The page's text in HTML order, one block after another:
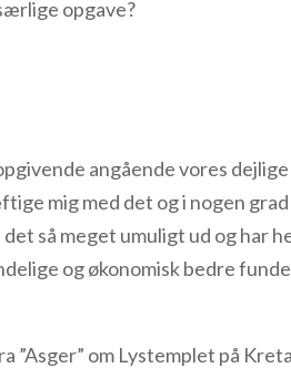
opgave?
angående vores
mig med det og i nogen
så meget umuligt ud og har
og økonomisk bedre
”Asger” om Lystemplet på